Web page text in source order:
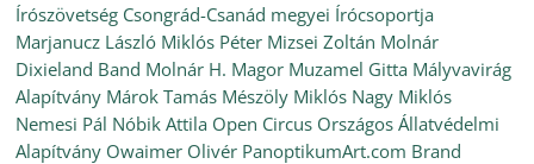
Írószövetség Csongrád-Csanád megyei Írócsoportja
Marjanucz László Miklós Péter Mizsei Zoltán Molnár
Dixieland Band Molnár H. Magor Muzamel Gitta Mályvavirág
Alapítvány Márok Tamás Mészöly Miklós Nagy Miklós
Nemesi Pál Nóbik Attila Open Circus Országos Állatvédelmi
Alapítvány Owaimer Olivér PanoptikumArt.com Brand